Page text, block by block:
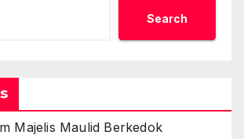
Search
Majelis Maulid Berkedok